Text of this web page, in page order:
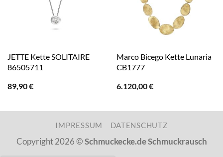
JETTE Kette SOLITAIRE
86505711
89,90€
Marco Bicego Kette Lunaria
CB1777
6.120,00€
IMPRESSUM DATENSCHUTZ
Copyright 2026 ©Schmuckecke.de Schmuckrausch